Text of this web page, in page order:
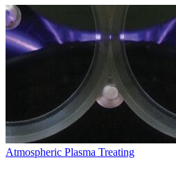
Atmospheric Plasma Treating